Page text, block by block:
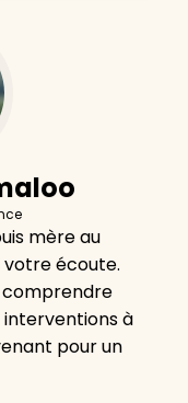
mère au
votre écoute.
comprendre
interventions à
pour un